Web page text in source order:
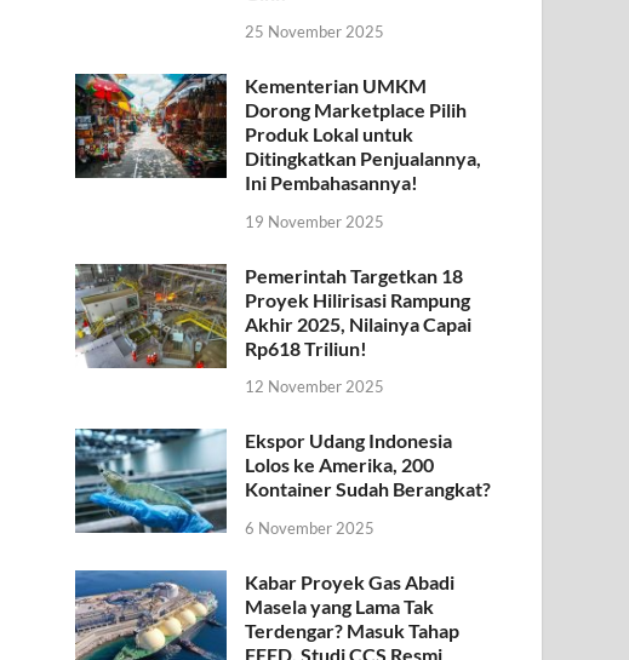
25 November 2025
Kementerian UMKM
Dorong Marketplace Pilih
Produk Lokal untuk
Ditingkatkan Penjualannya,
Ini Pembahasannya!
19 November 2025
Pemerintah Targetkan 18
Proyek Hilirisasi Rampung
Akhir 2025, Nilainya Capai
Rp618 Triliun!
12 November 2025
Ekspor Udang Indonesia
Lolos ke Amerika, 200
Kontainer Sudah Berangkat?
6 November 2025
Kabar Proyek Gas Abadi
Masela yang Lama Tak
Terdengar? Masuk Tahap
FEED, Studi CCS Resmi